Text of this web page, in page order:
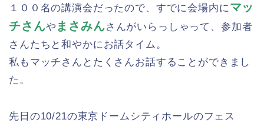
１００名の講演会だったので、すでに会場内にマッ
チさんや まさみんさんがいらっしゃって、参加者
さんたちと和やかにお話タイム。
私もマッチさんとたくさんお話することができまし
た。
先日の10/21の東京ドームシティホールのフェス